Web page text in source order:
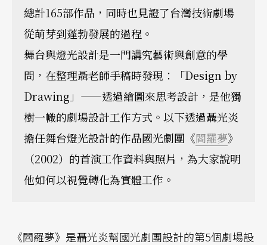
總計165部作品，同時也見證了台灣技術劇場
從萌芽到蓬勃發展的過程。
舞台與燈光設計是一門講究藝術與創意的學
問，在整理聶老師手稿時發現：「Design by
Drawing」——透過繪圖來思考設計，是他獨
樹一幟的劇場設計工作方式。以下透過聶光炎
擔任舞台燈光設計的作品國光劇團《閻羅夢》
（2002）的首演工作資料與照片，為大家說明
他如何以視覺轉化為實體工作。
《閻羅夢》是聶光炎幫國光劇團設計的第5個劇場設